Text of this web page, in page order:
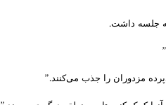
مزدوران را جذب می‌کنند.”